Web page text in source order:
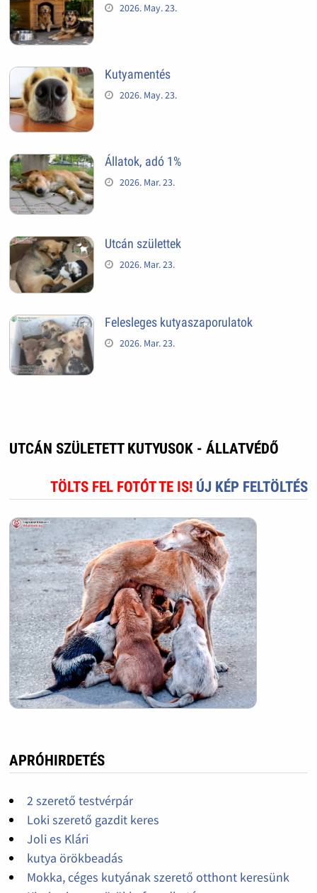
2026. May. 23.
Kutyamentés
2026. May. 23.
Állatok, adó 1%
2026. Mar. 23.
Utcán születtek
2026. Mar. 23.
Felesleges kutyaszaporulatok
2026. Mar. 23.
UTCÁN SZÜLETETT KUTYUSOK - ÁLLATVÉDŐ
TÖLTS FEL FOTÓT TE IS! ÚJ KÉP FELTÖLTÉS
APRÓHIRDETÉS
2 szerető testvérpár
Loki szerető gazdit keres
Joli es Klári
kutya örökbeadás
Mokka, céges kutyának szerető otthont keresünk